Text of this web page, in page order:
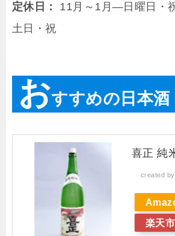
定休日：
11月～1月―日曜日・
土日・祝
おすすめの日本酒
喜正 純
created by
楽天